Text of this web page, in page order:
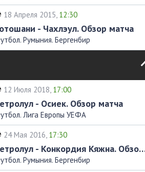
18 Апреля 2015, 12:30
- Чахлэул. Обзор матча
Румыния. Бергенбир
12 Июля 2018, 17:00
- Осиек. Обзор матча
Лига Европы УЕФА
24 Мая 2016, 17:30
Петролул - Конкордия
Румыния. Бергенбир